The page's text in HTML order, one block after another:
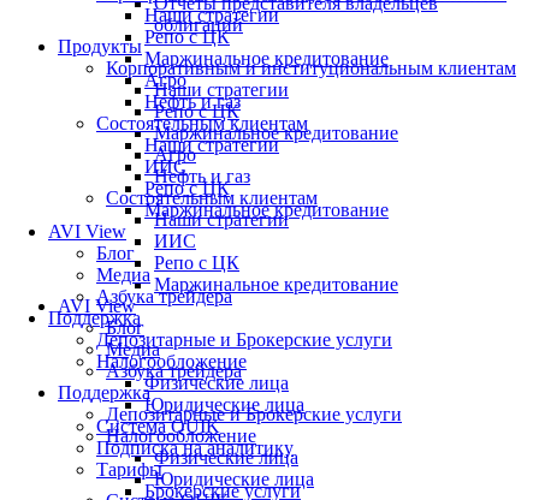
Наши стратегии
Репо с ЦК
Маржинальное кредитование
Агро
Нефть и газ
Состоятельным клиентам
Наши стратегии
ИИС
Репо с ЦК
Маржинальное кредитование
AVI View
Блог
Медиа
Азбука трейдера
Поддержка
Депозитарные и Брокерские услуги
Налогообложение
Физические лица
Юридические лица
Система QUIK
Подписка на аналитику
Тарифы
Брокерские услуги
облигаций
Продукты
Корпоративным и институциональным клиентам
Наши стратегии
Репо с ЦК
Маржинальное кредитование
Агро
Нефть и газ
Состоятельным клиентам
Наши стратегии
ИИС
Репо с ЦК
Маржинальное кредитование
AVI View
Блог
Медиа
Азбука трейдера
Поддержка
Депозитарные и Брокерские услуги
Налогообложение
Физические лица
Юридические лица